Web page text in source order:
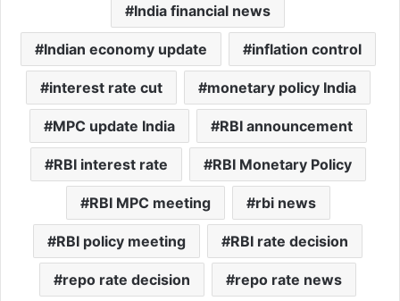
India financial news
Indian economy update inflation control
interest rate cut monetary policy India
MPC update India RBI announcement
RBI interest rate RBI Monetary Policy
RBI MPC meeting rbi news
RBI policy meeting RBI rate decision
repo rate decision repo rate news